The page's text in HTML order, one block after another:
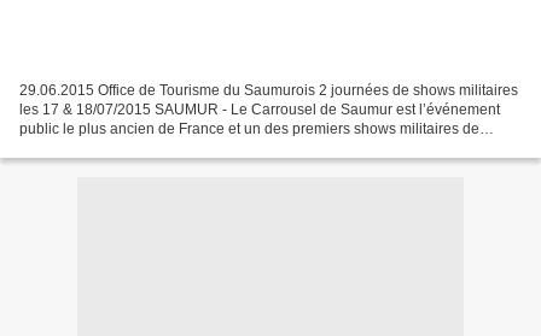
29.06.2015 Office de Tourisme du Saumurois 2 journées de shows militaires
les 17 & 18/07/2015 SAUMUR - Le Carrousel de Saumur est l’événement
public le plus ancien de France et un des premiers shows militaires de